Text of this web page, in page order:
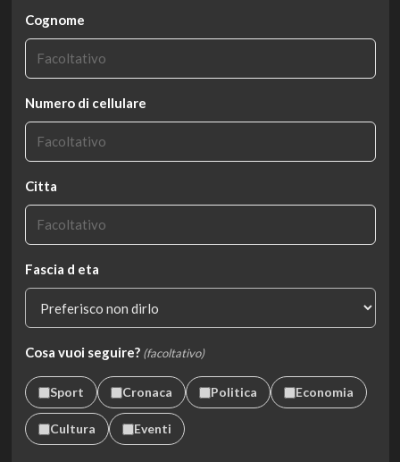
Cognome
Numero di cellulare
Citta
Fascia d eta
Cosa vuoi seguire? (facoltativo)
Sport Cronaca Politica Economia
Cultura Eventi